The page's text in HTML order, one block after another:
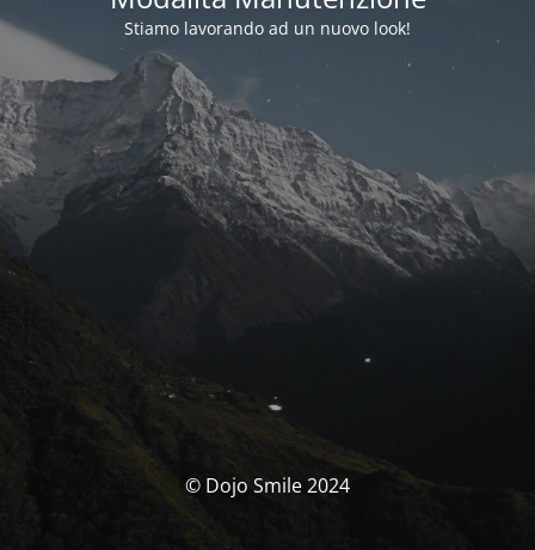
Stiamo lavorando ad un nuovo look!
© Dojo Smile 2024